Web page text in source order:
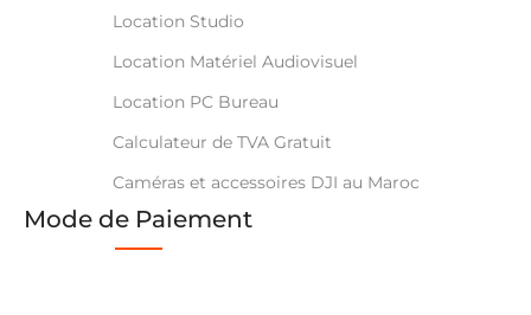
Location Studio
Location Matériel Audiovisuel
Location PC Bureau
Calculateur de TVA Gratuit
Caméras et accessoires DJI au Maroc
Mode de Paiement